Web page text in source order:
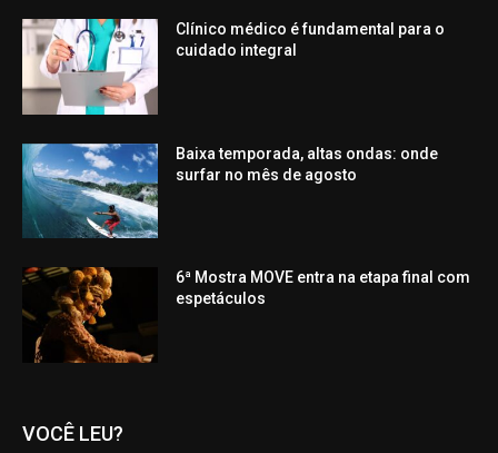
Clínico médico é fundamental para o
cuidado integral
Baixa temporada, altas ondas: onde
surfar no mês de agosto
6ª Mostra MOVE entra na etapa final com
espetáculos
VOCÊ LEU?